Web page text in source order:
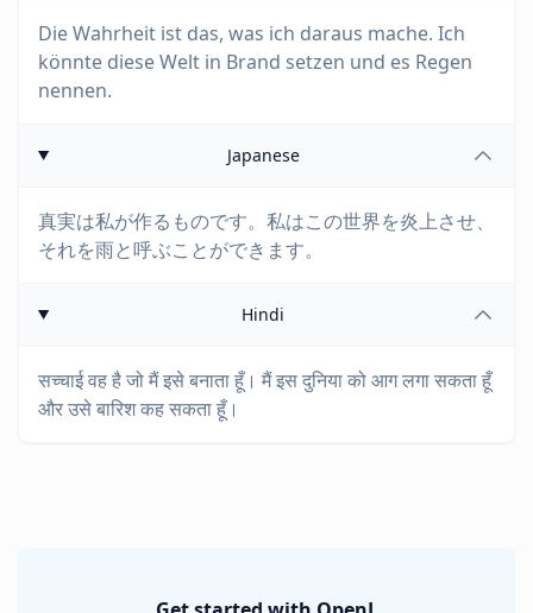
Die Wahrheit ist das, was ich daraus mache. Ich
könnte diese Welt in Brand setzen und es Regen
nennen.
Japanese
真実は私が作るものです。私はこの世界を炎上させ、
それを雨と呼ぶことができます。
Hindi
सच्चाई वह है जो मैं इसे बनाता हूँ। मैं इस दुनिया को आग लगा सकता हूँ
और उसे बारिश कह सकता हूँ।